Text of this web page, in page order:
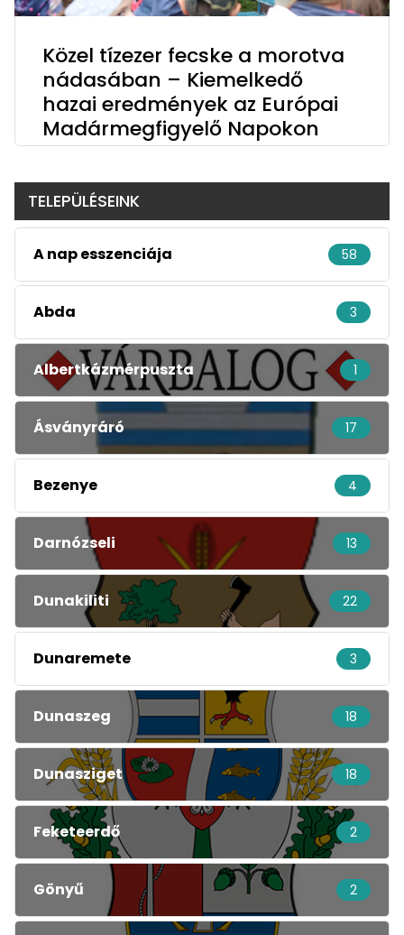
Közel tízezer fecske a morotva
nádasában – Kiemelkedő
hazai eredmények az Európai
Madármegfigyelő Napokon
TELEPÜLÉSEINK
A nap esszenciája 58
Abda 3
Albertkázmérpuszta 1
Ásványráró 17
Bezenye 4
Darnózseli 13
Dunakiliti 22
Dunaremete 3
Dunaszeg 18
Dunasziget 18
Feketeerdő 2
Gönyű 2